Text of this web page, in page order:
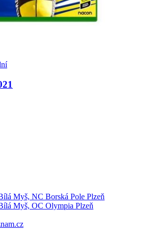
Myš, NC Borská Pole Plzeň
Myš, OC Olympia Plzeň